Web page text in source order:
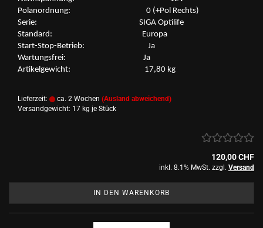
Po­l­an­ord­nung: 0 (+Pol Rechts)
Serie: SIGA Op­ti­li­fe
Stan­dard: Eu­ro­pa
Start-​Stop-Betrieb: Ja
War­tungs­frei: Ja
Ar­ti­kel­ge­wicht: 17,80 kg
Lieferzeit: ca. 2 Wochen (Ausland abweichend)
Versandgewicht: 17 kg je Stück
120,00 CHF
inkl. 8.1% MwSt. zzgl. Versand
IN DEN WARENKORB